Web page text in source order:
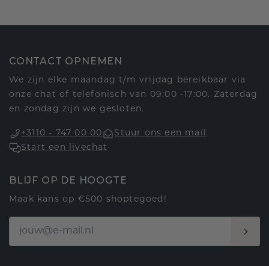
CONTACT OPNEMEN
We zijn elke maandag t/m vrijdag bereikbaar via
onze chat of telefonisch van 09:00 -17:00. Zaterdag
en zondag zijn we gesloten.
+3110 - 747 00 00
Stuur ons een mail
Start een livechat
BLIJF OP DE HOOGTE
Maak kans op €500 shoptegoed!